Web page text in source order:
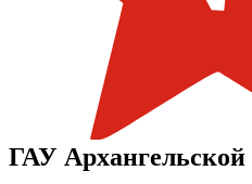
ГАУ Архангельской